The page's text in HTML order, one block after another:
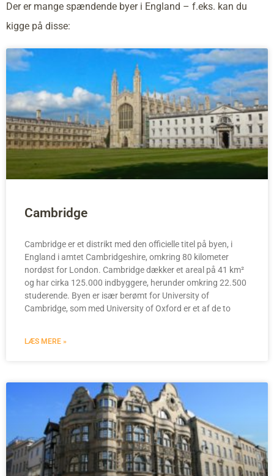
Der er mange spændende byer i England – f.eks. kan du
kigge på disse:
Cambridge
Cambridge er et distrikt med den officielle titel på byen, i
England i amtet Cambridgeshire, omkring 80 kilometer
nordøst for London. Cambridge dækker et areal på 41 km²
og har cirka 125.000 indbyggere, herunder omkring 22.500
studerende. Byen er især berømt for University of
Cambridge, som med University of Oxford er et af de to
LÆS MERE »